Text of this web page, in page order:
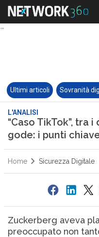
Ultimi articoli Sovranità
L'ANALISI
“Caso TikTok”, tra
gode: i punti
Home Sicurezza Digitale
Zuckerberg aveva
preoccupato non